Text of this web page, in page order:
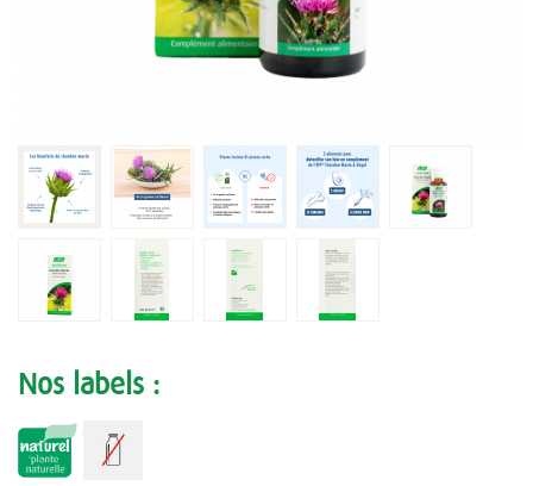
Nos labels :